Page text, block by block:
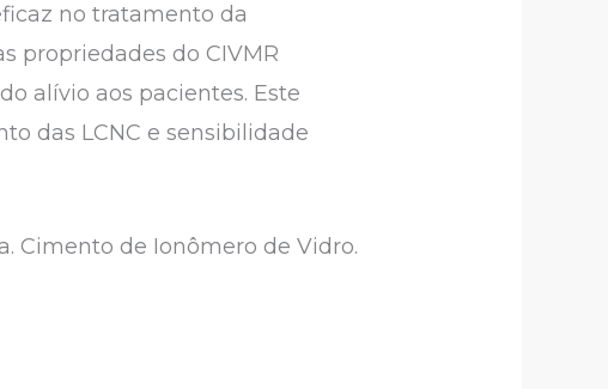
no tratamento da
propriedades do CIVMR
alívio aos pacientes. Este
das LCNC e sensibilidade
Cimento de Ionômero de Vidro.